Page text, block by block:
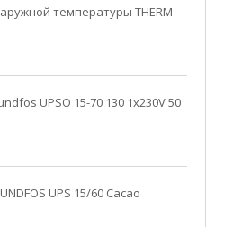
температуры THERM
UPSO 15-70 130 1x230V 50
UPS 15/60 Cacao